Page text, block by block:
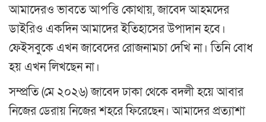
আমাদেরও ভাবতে আপত্তি কোথায়, জাবেদ আহমদের
ডাইরিও একদিন আমাদের ইতিহাসের উপাদান হবে।
ফেইসবুকে এখন জাবেদের রোজনামচা দেখি না। তিনি বোধ
হয় এখন লিখছেন না।
সম্প্রতি (মে ২০২৬) জাবেদ ঢাকা থেকে বদলী হয়ে আবার
নিজের ডেরায় নিজের শহরে ফিরেছেন। আমাদের প্রত্যাশা